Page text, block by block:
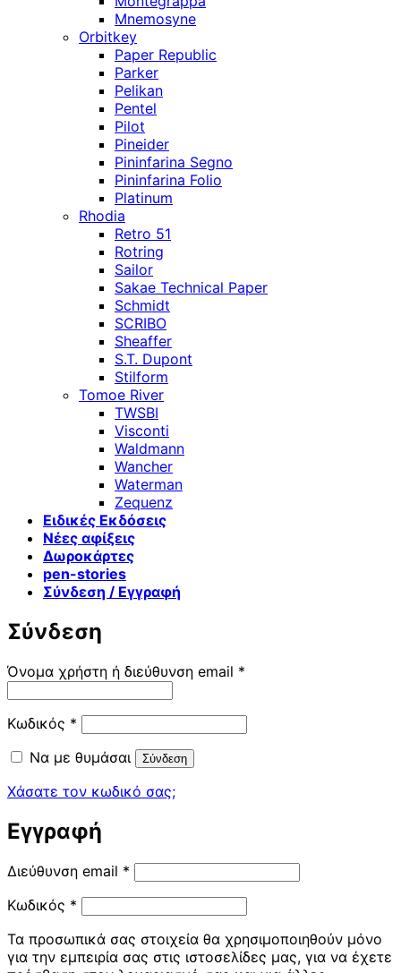
Mnemosyne
Orbitkey
Paper Republic
Parker
Pelikan
Pentel
Pilot
Pineider
Pininfarina Segno
Pininfarina Folio
Platinum
Rhodia
Retro 51
Rotring
Sailor
Sakae Technical Paper
Schmidt
SCRIBO
Sheaffer
S.T. Dupont
Stilform
Tomoe River
TWSBI
Visconti
Waldmann
Wancher
Waterman
Zequenz
Ειδικές Εκδόσεις
Νέες αφίξεις
Δωροκάρτες
pen-stories
Σύνδεση / Εγγραφή
Σύνδεση
Όνομα χρήστη ή διεύθυνση email *
Κωδικός * Απαιτείται
Να με θυμάσαι
Σύνδεση
Χάσατε τον κωδικό σας;
Εγγραφή
Διεύθυνση email * Απαιτείται
Κωδικός * Απαιτείται
Τα προσωπικά σας στοιχεία θα χρησιμοποιηθούν μόνο
για την εμπειρία σας στις ιστοσελίδες μας, για να έχετε